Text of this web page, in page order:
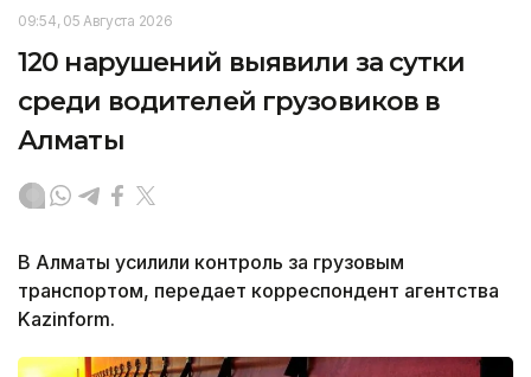
09:54, 05 Августа 2026
120 нарушений выявили за сутки
среди водителей грузовиков в
Алматы
В Алматы усилили контроль за грузовым
транспортом, передает корреспондент агентства
Kazinform.